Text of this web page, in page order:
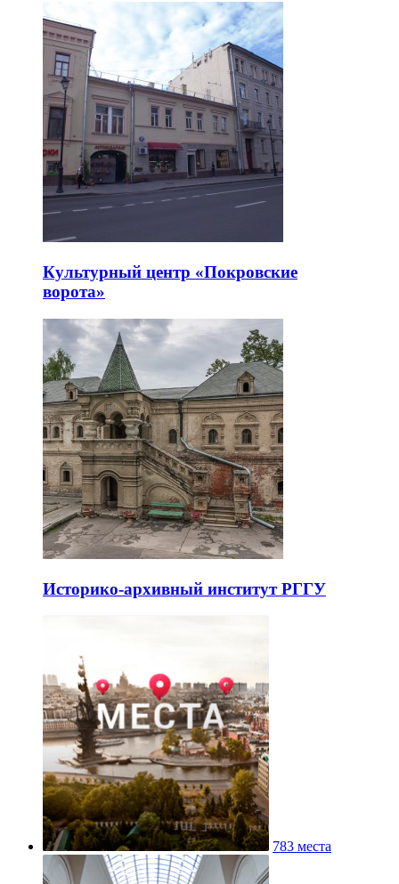
Культурный центр «Покровские
ворота»
Историко-архивный институт РГГУ
783 места